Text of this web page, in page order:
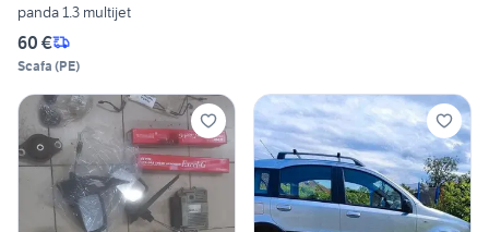
panda 1.3 multijet
60 €
Scafa (PE)